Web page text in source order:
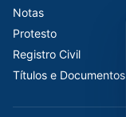
Notas
Protesto
Registro Civil
Títulos e Documentos